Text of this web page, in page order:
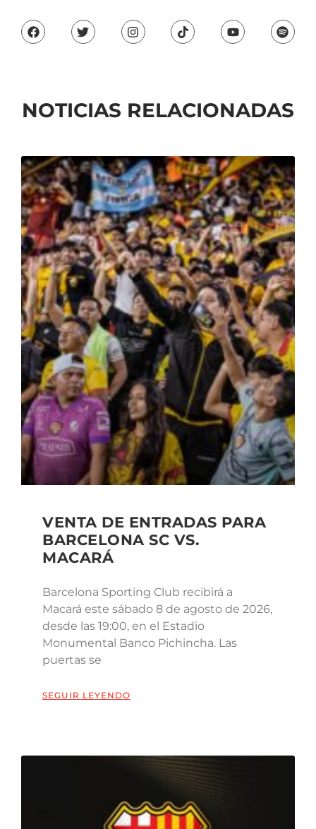
NOTICIAS RELACIONADAS
VENTA DE ENTRADAS PARA
BARCELONA SC VS.
MACARÁ
Barcelona Sporting Club recibirá a
Macará este sábado 8 de agosto de 2026,
desde las 19:00, en el Estadio
Monumental Banco Pichincha. Las
puertas se
SEGUIR LEYENDO